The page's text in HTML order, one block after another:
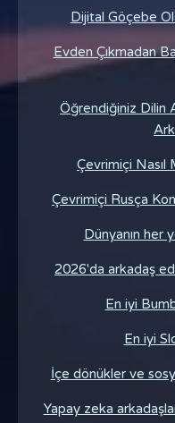
Dijital Göçebe
Evden Çıkmadan
Öğrendiğiniz Dilin
Çevrimiçi Nasıl
Çevrimiçi Rusça
Dünyanın her
2026'da arkadaş
En iyi
En iyi
İçe dönükler ve
Yapay zeka